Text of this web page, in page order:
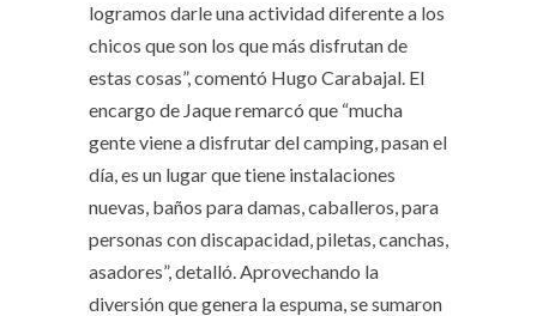
logramos darle una actividad diferente a los
chicos que son los que más disfrutan de
estas cosas”, comentó Hugo Carabajal. El
encargo de Jaque remarcó que “mucha
gente viene a disfrutar del camping, pasan el
día, es un lugar que tiene instalaciones
nuevas, baños para damas, caballeros, para
personas con discapacidad, piletas, canchas,
asadores”, detalló. Aprovechando la
diversión que genera la espuma, se sumaron